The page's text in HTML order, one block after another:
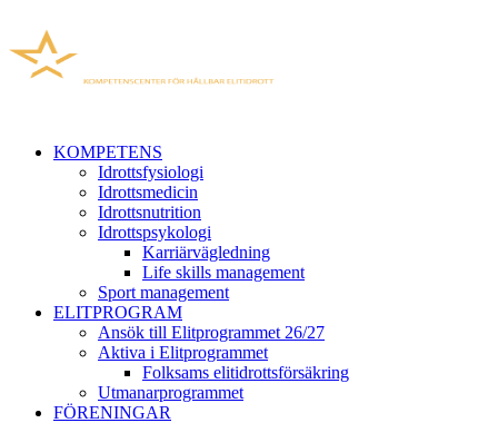
KOMPETENS
Idrottsfysiologi
Idrottsmedicin
Idrottsnutrition
Idrottspsykologi
Karriärvägledning
Life skills management
Sport management
ELITPROGRAM
Ansök till Elitprogrammet 26/27
Aktiva i Elitprogrammet
Folksams elitidrottsförsäkring
Utmanarprogrammet
FÖRENINGAR